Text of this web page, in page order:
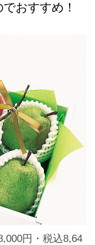
おすすめ！
円・税込8,64